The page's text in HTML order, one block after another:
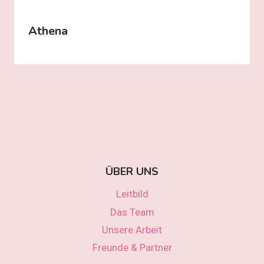
Athena
ÜBER UNS
Leitbild
Das Team
Unsere Arbeit
Freunde & Partner